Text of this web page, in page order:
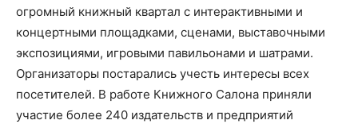
огромный книжный квартал с интерактивными и
концертными площадками, сценами, выставочными
экспозициями, игровыми павильонами и шатрами.
Организаторы постарались учесть интересы всех
посетителей. В работе Книжного Салона приняли
участие более 240 издательств и предприятий